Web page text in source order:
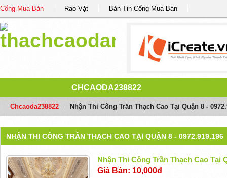
Cổng Mua Bán Rao Vặt Bản Tin Cổng Mua Bán
CHCAODA238822
Chcaoda238822 Nhận Thi Công Trần Thạch Cao Tại Quận 8 -
NHẬN THI CÔNG TRẦN THẠCH CAO TẠI QUẬN 8 - 0972.919.196
Nhận Thi Công Trần Thạch Cao Tại
Giá Bán: 10,000đ